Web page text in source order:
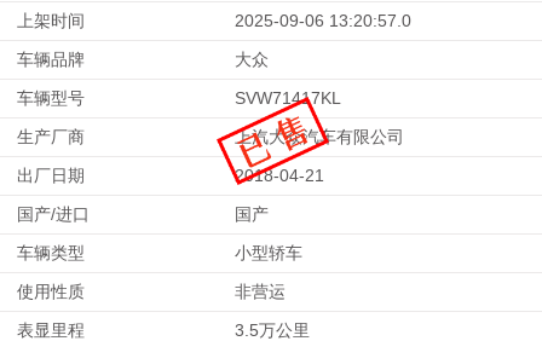
上架时间
2025-09-06 13:20:57.0
车辆品牌
大众
车辆型号
SVW71417KL
生产厂商
上汽大众汽车有限公司
出厂日期
2018-04-21
国产/进口
国产
车辆类型
小型轿车
使用性质
非营运
表显里程
3.5万公里